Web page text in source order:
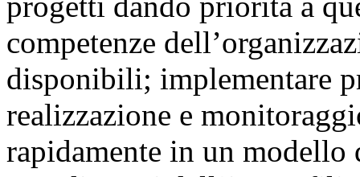
competenze
disponibili; implementare
realizzazione e
rapidamente in un